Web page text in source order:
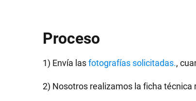
Proceso
1) Envía lasfotografías solicitadas.,
2) Nosotros realizamos la ficha técnica